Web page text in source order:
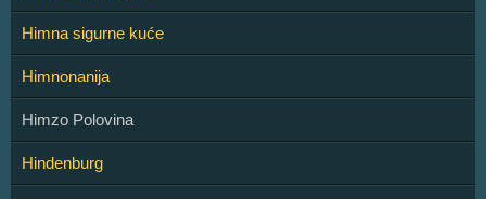
Himna sigurne kuće
Himnonanija
Himzo Polovina
Hindenburg